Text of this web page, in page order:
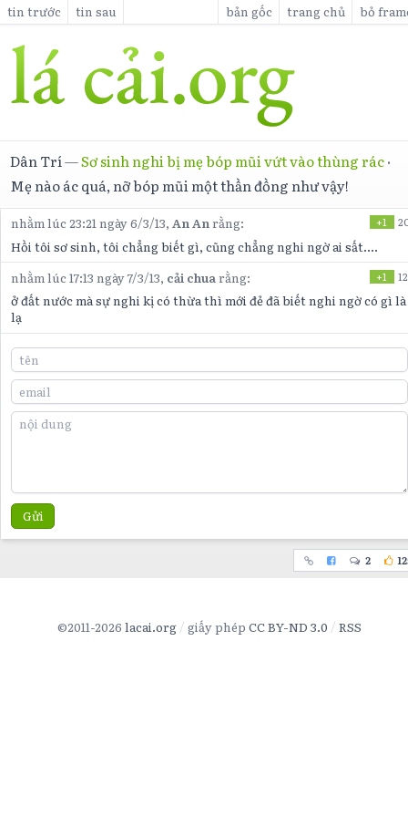
tin trước tin sau bản gốc trang chủ bỏ
Dân Trí—Sơ sinh nghi bị mẹ bóp mũi vứt vào thùng rác·
Mẹ nào ác quá, nỡ bóp mũi một thần đồng như vậy!
nhằm lúc 23:21 ngày 6/3/13,An Anrằng: +1
Hồi tôi sơ sinh, tôi chẳng biết gì, cũng chẳng nghi ngờ ai sất....
nhằm lúc 17:13 ngày 7/3/13, cải chua rằng: +1 12
ở đất nước mà sự nghi kị có thừa thì mới đẻ đã biết nghi ngờ có gì là
lạ
Gửi
2
©2011-2026 lacai.org giấy phép CC BY-ND 3.0 RSS